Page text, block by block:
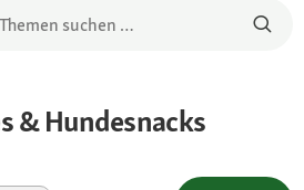
& Hundesnacks